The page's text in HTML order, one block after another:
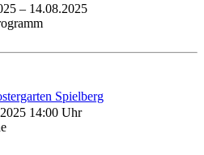
– 14.08.2025
Spielberg
14:00 Uhr